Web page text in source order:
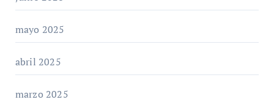
mayo 2025
abril 2025
marzo 2025